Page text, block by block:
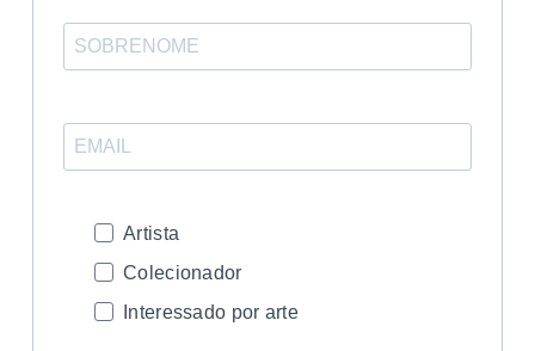
Artista
Colecionador
Interessado por arte